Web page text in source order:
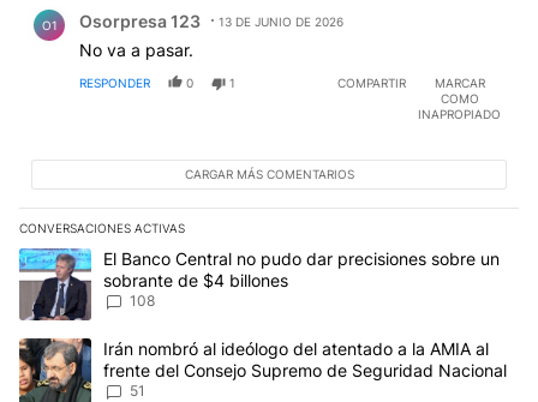
O1 Osorpresa 123 13 DE JUNIO DE 2026
No va a pasar.
RESPONDER 0 1 COMPARTIR
MARCAR
COMO
INAPROPIADO
CARGAR MÁS COMENTARIOS
CONVERSACIONES ACTIVAS
Este listado muestra los artículos con más comentarios en los
Un artículo de tendencia con el título "El Banco Central no pudo
El Banco Central no pudo dar precisiones sobre un
sobrante de $4 billones
108
Un artículo de tendencia con el título "Irán nombró al ideólogo
Irán nombró al ideólogo del atentado a la AMIA al
frente del Consejo Supremo de Seguridad Nacional
51